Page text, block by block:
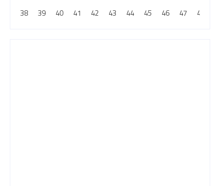
38
39 40 41 42 43 44 45 46 47 48